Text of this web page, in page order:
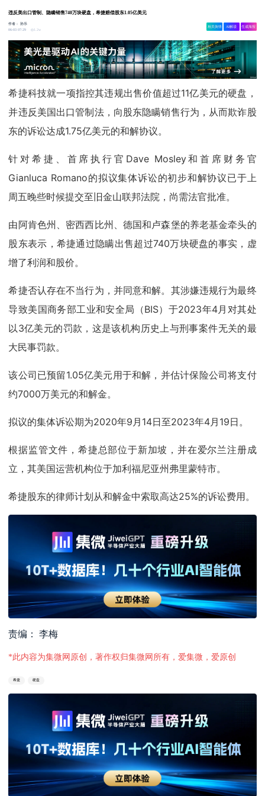
违反美出口管制、隐瞒销售740万块硬盘，希捷赔偿股东1.05亿美元
作者：孙乐
06-03 07:29
1.2w
相关舆情 AI解读 生成海报
希捷科技就一项指控其违规出售价值超过11亿美元的硬盘，
并违反美国出口管制法，向股东隐瞒销售行为，从而欺诈股
东的诉讼达成1.75亿美元的和解协议。
针对希捷、首席执行官Dave Mosley和首席财务官
Gianluca Romano的拟议集体诉讼的初步和解协议已于上
周五晚些时候提交至旧金山联邦法院，尚需法官批准。
由阿肯色州、密西西比州、德国和卢森堡的养老基金牵头的
股东表示，希捷通过隐瞒出售超过740万块硬盘的事实，虚
增了利润和股价。
希捷否认存在不当行为，并同意和解。其涉嫌违规行为最终
导致美国商务部工业和安全局（BIS）于2023年4月对其处
以3亿美元的罚款，这是该机构历史上与刑事案件无关的最
大民事罚款。
该公司已预留1.05亿美元用于和解，并估计保险公司将支付
约7000万美元的和解金。
拟议的集体诉讼期为2020年9月14日至2023年4月19日。
根据监管文件，希捷总部位于新加坡，并在爱尔兰注册成
立，其美国运营机构位于加利福尼亚州弗里蒙特市。
希捷股东的律师计划从和解金中索取高达25%的诉讼费用。
责编： 李梅
*此内容为集微网原创，著作权归集微网所有，爱集微，爱原创
希捷 硬盘